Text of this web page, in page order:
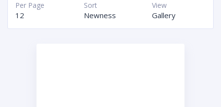
View
Gallery
Sort
Newness
Per Page
12